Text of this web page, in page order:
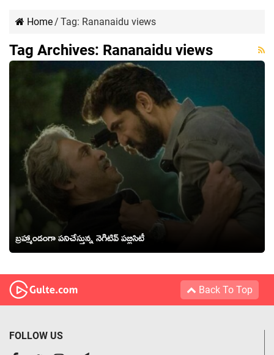
Home/ Tag: Rananaidu views
Tag Archives: Rananaidu views
బ్రహ్మాండంగా పనిచేస్తున్న నెగిటివ్ పబ్లిసిటీ
Back To Top
FOLLOW US